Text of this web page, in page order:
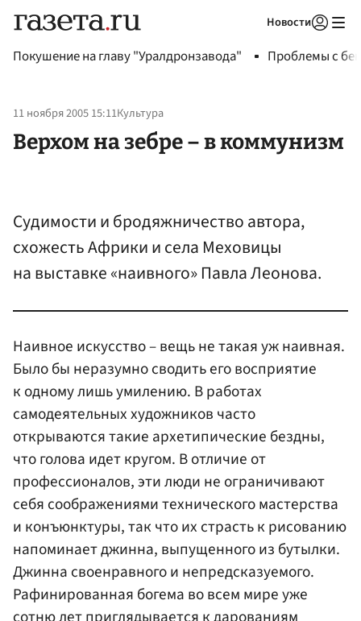
Новости
Покушение на главу "Уралдронзавода" Проблемы с
11 ноября 2005 15:11Культура
Верхом на зебре – в коммунизм
Судимости и бродяжничество автора,
схожесть Африки и села Меховицы
на выставке «наивного» Павла Леонова.
Наивное искусство – вещь не такая уж наивная.
Было бы неразумно сводить его восприятие
к одному лишь умилению. В работах
самодеятельных художников часто
открываются такие архетипические бездны,
что голова идет кругом. В отличие от
профессионалов, эти люди не ограничивают
себя соображениями технического мастерства
и конъюнктуры, так что их страсть к рисованию
напоминает джинна, выпущенного из бутылки.
Джинна своенравного и непредсказуемого.
Рафинированная богема во всем мире уже